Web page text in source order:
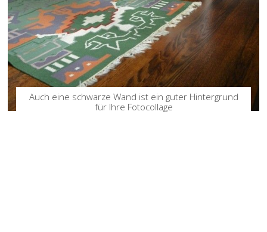
Auch eine schwarze Wand ist ein guter Hintergrund
für Ihre Fotocollage